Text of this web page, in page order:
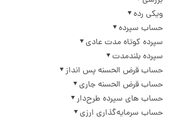
ویکی رده
حساب سپرده
سپرده کوتاه مدت عادی
سپرده بلندمدت
حساب قرض الحسنه پس انداز
حساب قرض الحسنه جاری
حساب های سپرده طرح‌دار
حساب سرمایه‌گذاری ارزی